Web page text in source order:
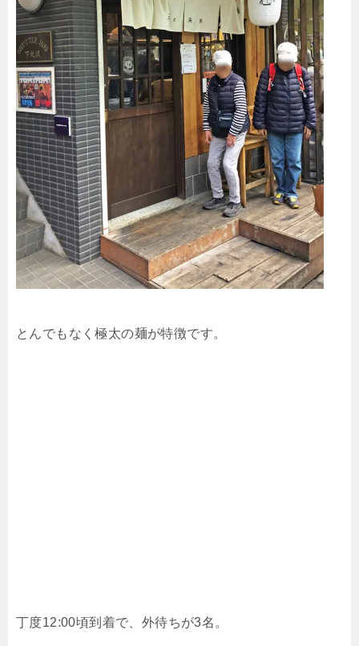
とんでもなく極太の麺が特徴です。
丁度12:00頃到着で、外待ちが3名。